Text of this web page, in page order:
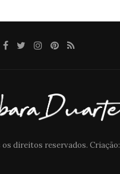
direitos reservados. Criação: